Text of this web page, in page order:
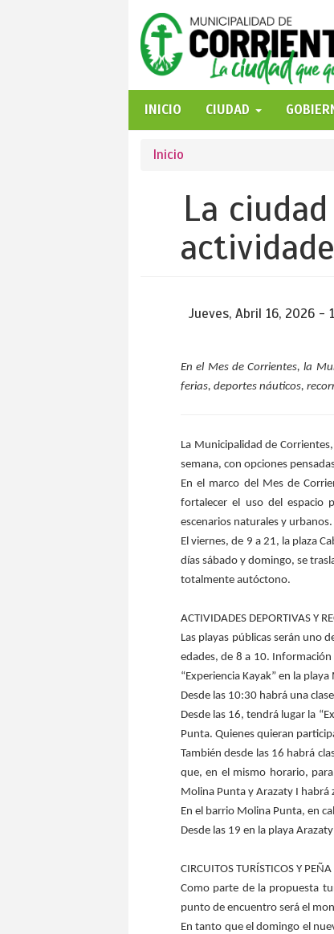
INICIO
CIUDAD
Se
encuentra
usted
aquí
Inicio
La
Jueves, Abril 16, 2026 -
En el Mes de Corrientes, la
ferias, deportes náuticos,
La Municipalidad de
semana, con opciones
En el marco del Mes de
fortalecer el uso del espacio
escenarios naturales y urbanos.
El viernes, de 9 a 21, la plaza
días sábado y domingo, se
totalmente autóctono.
ACTIVIDADES DEPORTIVAS Y
Las playas públicas serán uno
edades, de 8 a 10.
“Experiencia Kayak” en la
Desde las 10:30 habrá una
Desde las 16, tendrá lugar la
Punta. Quienes quieran
También desde las 16 habrá
que, en el mismo horario,
Molina Punta y Arazaty I habrá
En el barrio Molina Punta, en
Desde las 19 en la playa
CIRCUITOS TURÍSTICOS Y PEÑA
Como parte de la propuesta
punto de encuentro será el
En tanto que el domingo el